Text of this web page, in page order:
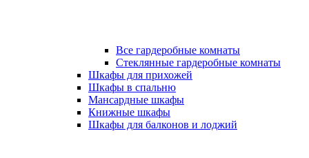
Все гардеробные комнаты
Стеклянные гардеробные комнаты
Шкафы для прихожей
Шкафы в спальню
Мансардные шкафы
Книжные шкафы
Шкафы для балконов и лоджий